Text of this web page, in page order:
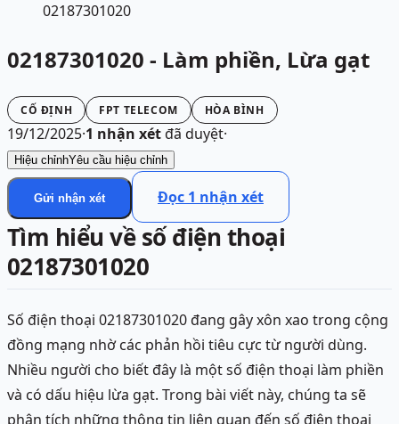
02187301020
02187301020 - Làm phiền, Lừa gạt
CỐ ĐỊNH FPT TELECOM HÒA BÌNH
19/12/2025·1 nhận xétđã duyệt·
Hiệu chỉnhYêu cầu hiệu chỉnh
Gửi nhận xét Đọc 1 nhận xét
Tìm hiểu về số điện thoại
02187301020
Số điện thoại 02187301020 đang gây xôn xao trong cộng
đồng mạng nhờ các phản hồi tiêu cực từ người dùng.
Nhiều người cho biết đây là một số điện thoại làm phiền
và có dấu hiệu lừa gạt. Trong bài viết này, chúng ta sẽ
phân tích những thông tin liên quan đến số điện thoại